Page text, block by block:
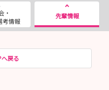
・
考情報
先輩情報
戻る